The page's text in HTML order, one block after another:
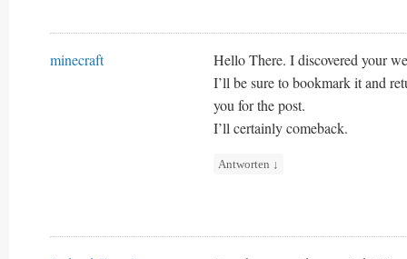
minecraft
Hello There. I discovered your
I’ll be sure to bookmark it and
you for the post.
I’ll certainly comeback.
Antworten ↓